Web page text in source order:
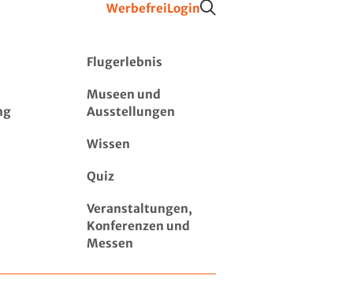
WerbefreiLogin
Flugerlebnis
Museen und
Ausstellungen
Wissen
Quiz
Veranstaltungen,
Konferenzen und
Messen